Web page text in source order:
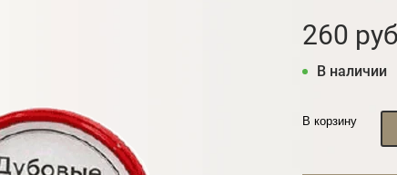
260
В наличии
В корзину